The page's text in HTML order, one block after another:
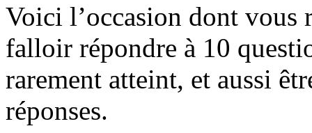
Voici l’occasion dont vous
falloir répondre à 10
rarement atteint, et aussi
réponses.